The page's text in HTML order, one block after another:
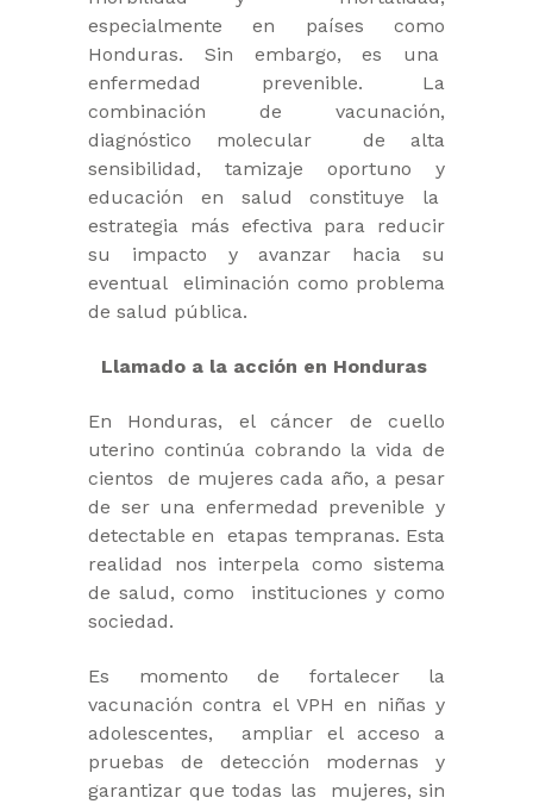
especialmente en países como
Honduras. Sin embargo, es una
enfermedad prevenible. La
combinación de vacunación,
diagnóstico molecular de alta
sensibilidad, tamizaje oportuno y
educación en salud constituye la
estrategia más efectiva para reducir
su impacto y avanzar hacia su
eventual eliminación como problema
de salud pública.
Llamado a la acción en Honduras
En Honduras, el cáncer de cuello
uterino continúa cobrando la vida de
cientos de mujeres cada año, a pesar
de ser una enfermedad prevenible y
detectable en etapas tempranas. Esta
realidad nos interpela como sistema
de salud, como instituciones y como
sociedad.
Es momento de fortalecer la
vacunación contra el VPH en niñas y
adolescentes, ampliar el acceso a
pruebas de detección modernas y
garantizar que todas las mujeres, sin